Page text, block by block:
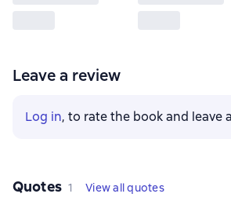
Leave a review
Log in, to rate the book and leave
Quotes 1 View all quotes